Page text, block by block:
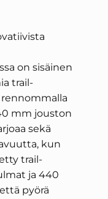
on sisäinen
trail-
mm jouston
sekä
kun
trail-
ja 440
pyörä